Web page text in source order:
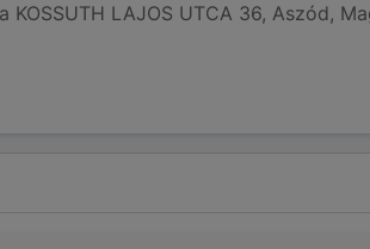
KOSSUTH LAJOS UTCA 36, Aszód,